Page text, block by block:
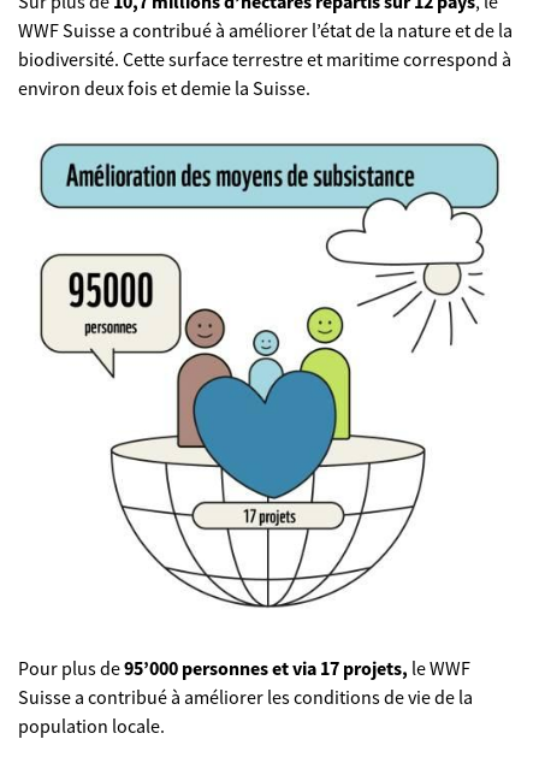
WWF Suisse a contribué à améliorer l’état de la nature et de la
biodiversité. Cette surface terrestre et maritime correspond à
environ deux fois et demie la Suisse.
Pour plus de95’000 personnes et via 17 projets, le WWF
Suisse a contribué à améliorer les conditions de vie de la
population locale.